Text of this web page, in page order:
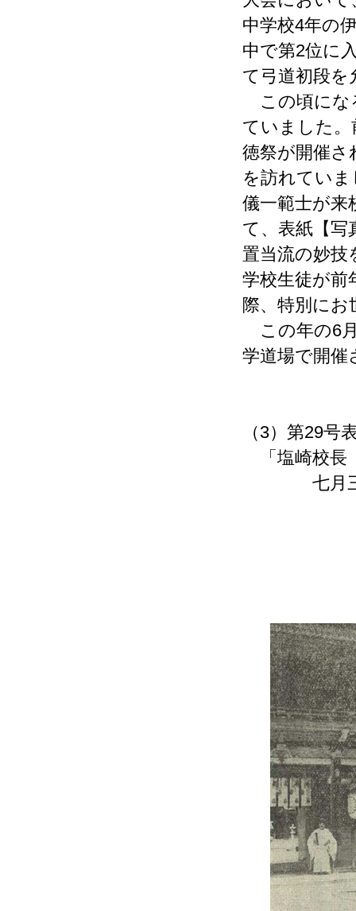
中学校4年の
中で第2位に
て弓道初段
この頃にな
ていました。
徳祭が開催さ
を訪れてい
儀一範士が来
て、表紙【写
置当流の妙技
学校生徒が前
際、特別に
この年の6
学道場で開催
（3）第29
「塩崎校
七月三十